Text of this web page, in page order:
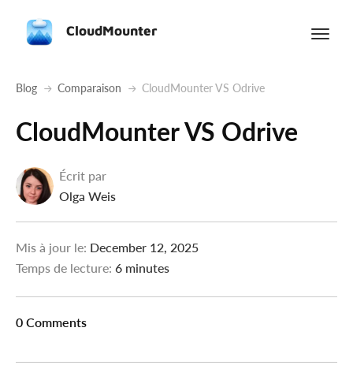
CloudMounter
Blog Comparaison CloudMounter VS Odrive
CloudMounter VS Odrive
Écrit par
Olga Weis
Mis à jour le: December 12, 2025
Temps de lecture: 6 minutes
0 Comments